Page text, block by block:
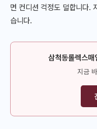
면 컨디션 걱정도 덜합니다.
습니다.
삼척동롤렉스
지금